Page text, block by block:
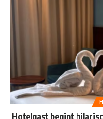
Hotelgast begint